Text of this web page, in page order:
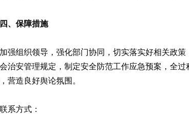
四、保障措施
加强组织领导，强化部门协同，切实落实好相关政
治安管理规定，制定安全防范工作应急预案，全
营造良好舆论氛围。
联系方式：